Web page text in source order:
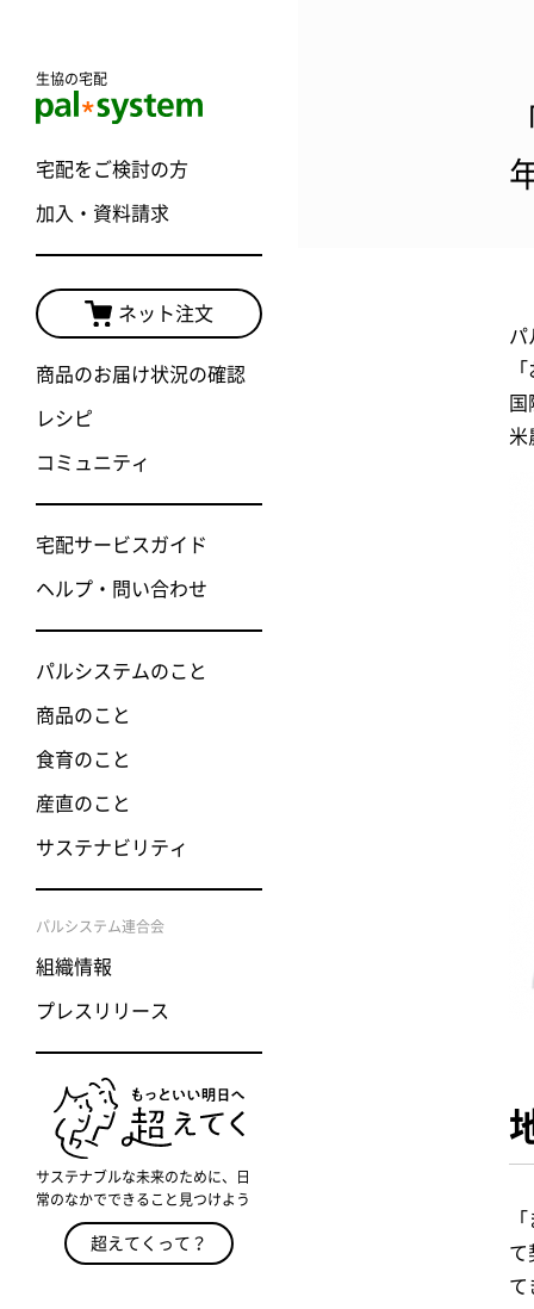
生協の宅配
宅配をご検討の方
加入・資料請求
ネット注文
商品のお届け状況の確認
レシピ
コミュニティ
宅配サービスガイド
ヘルプ・問い合わせ
パルシステムのこと
商品のこと
食育のこと
産直のこと
サステナビリティ
パルシステム連合会
組織情報
プレスリリース
サステナブルな未来のために、日
常のなかでできること見つけよう
超えてくって？
パ
米
て
て